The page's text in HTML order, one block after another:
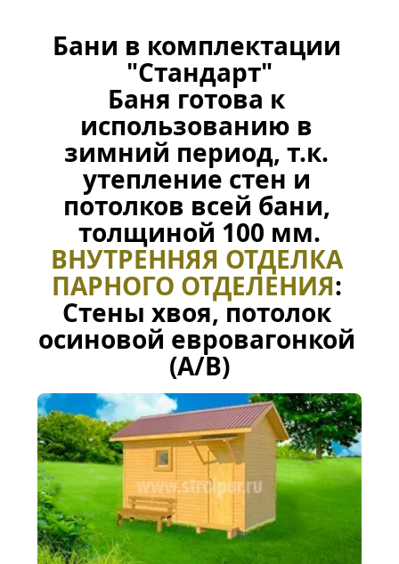
Бани в комплектации
"Стандарт"
Баня готова к
использованию в
зимний период, т.к.
утепление стен и
потолков всей бани,
толщиной 100 мм.
ВНУТРЕННЯЯ ОТДЕЛКА
ПАРНОГО ОТДЕЛЕНИЯ:
Стены хвоя, потолок
осиновой евровагонкой
(А/В)